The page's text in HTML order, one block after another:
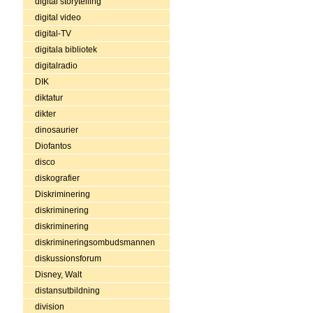
digital video
digital-TV
digitala bibliotek
digitalradio
DIK
diktatur
dikter
dinosaurier
Diofantos
disco
diskografier
Diskriminering
diskriminering
diskriminering
diskrimineringsombudsmannen
diskussionsforum
Disney, Walt
distansutbildning
division